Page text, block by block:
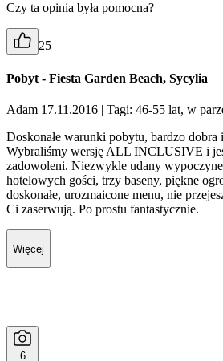
Czy ta opinia była pomocna?
25
Pobyt - Fiesta Garden Beach, Sycylia
Adam 17.11.2016
| Tagi: 46-55 lat, w
Doskonałe warunki pobytu, bardzo dobra
Wybraliśmy wersję ALL INCLUSIVE i
zadowoleni. Niezwykle udany
hotelowych gości, trzy baseny, piękne
doskonałe, urozmaicone menu, nie
Ci zaserwują. Po prostu fantastycznie.
Więcej
6